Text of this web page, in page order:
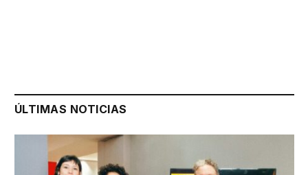
ÚLTIMAS NOTICIAS